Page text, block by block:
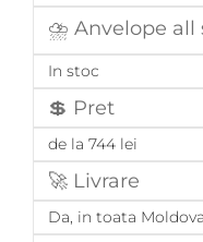
⛈️ Anvelope all
In stoc
💲 Pret
de la 744 lei
🚀 Livrare
Da, in toata Moldova